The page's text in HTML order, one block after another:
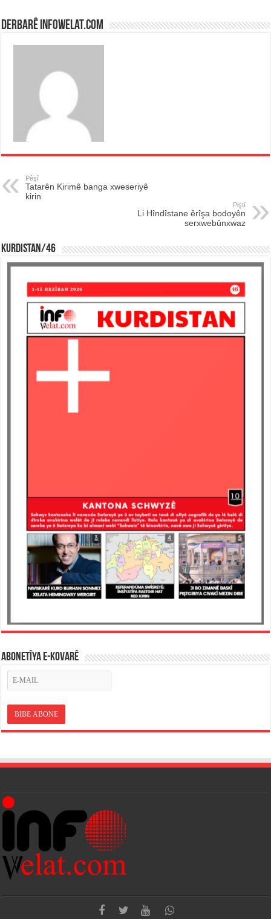
Derbarê infowelat.com
Pêşî
Tatarên Kirimê banga xweseriyê
kirin
Piştî
Li Hîndîstane êrîşa bodoyên
serxwebûnxwaz
KURDISTAN/46
ABONETÎYA E-KOVARÊ